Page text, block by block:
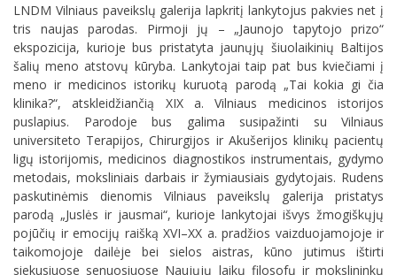
LNDM Vilniaus paveikslų galerija lapkritį lankytojus pakvies net į
tris naujas parodas. Pirmoji jų – „Jaunojo tapytojo prizo“
ekspozicija, kurioje bus pristatyta jaunųjų šiuolaikinių Baltijos
šalių meno atstovų kūryba. Lankytojai taip pat bus kviečiami į
meno ir medicinos istorikų kuruotą parodą „Tai kokia gi čia
klinika?“, atskleidžiančią XIX a. Vilniaus medicinos istorijos
puslapius. Parodoje bus galima susipažinti su Vilniaus
universiteto Terapijos, Chirurgijos ir Akušerijos klinikų pacientų
ligų istorijomis, medicinos diagnostikos instrumentais, gydymo
metodais, moksliniais darbais ir žymiausiais gydytojais. Rudens
paskutinėmis dienomis Vilniaus paveikslų galerija pristatys
parodą „Juslės ir jausmai“, kurioje lankytojai išvys žmogiškųjų
pojūčių ir emocijų raišką XVI–XX a. pradžios vaizduojamojoje ir
taikomojoje dailėje bei sielos aistras, kūno jutimus ištirti
siekusiuose senuosiuose Naujųjų laikų filosofų ir mokslininkų